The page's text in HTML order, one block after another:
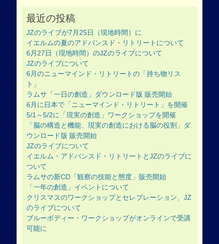
ゲ
ー
シ
ョ
ン
最近の投稿
JZのライブが7月25日（現地時間）に
イエルムの夏のアドバンスド・リトリートについて
6月27日（現地時間）のJZのライブについて
JZのライブについて
6月のニューマインド・リトリートの「持ち物リス
ト」
ラムサ「一日の創造」ダウンロード版 販売開始
6月に日本で「ニューマインド・リトリート」を開催
5/1～5/2に「現実の創造」ワークショップを開催
「脳の構造と機能、現実の創造における脳の役割」ダ
ウンロード版 販売開始
JZのライブについて
イエルム・アドバンスド・リトリートとJZのライブに
ついて
ラムサの新CD「観察の技能と態度」販売開始
「一年の創造」イベントについて
クリスマスのワークショップとセレブレーション、JZ
のライブについて
ブルーボディー・ワークショップがオンラインで受講
可能に